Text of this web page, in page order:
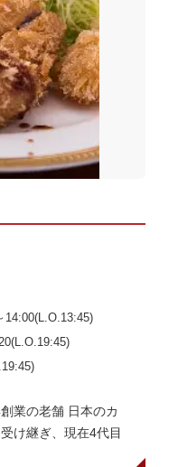
14:00(L.O.13:45)
業の老舗 日本のカ
け継ぎ、現在4代目